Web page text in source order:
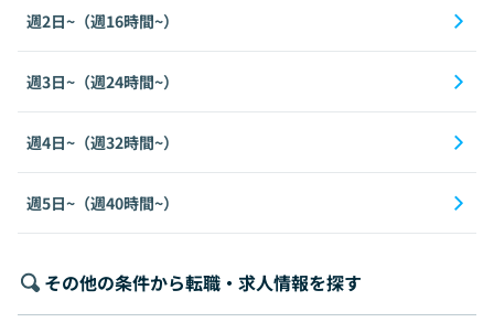
週2日~（週16時間~）
週3日~（週24時間~）
週4日~（週32時間~）
週5日~（週40時間~）
その他の条件から転職・求人情報を探す